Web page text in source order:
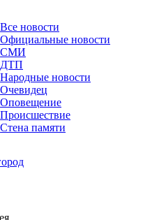
Все новости
Официальные новости
СМИ
ДТП
Народные новости
Очевидец
Оповещение
Происшествие
Стена памяти